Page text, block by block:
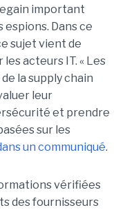
important
Dans ce
sujet vient de
acteurs IT. « Les
la supply chain
leur
et prendre
sur les
un communiqué.
vérifiées
des fournisseurs